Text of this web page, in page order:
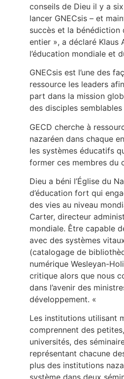
conseils de Dieu il y a
lancer GNECsis – et
succès et la bénédiction
entier », a déclaré Klaus
l’éducation mondiale et
GNECsis est l’une des
ressource les leaders
part dans la mission
des disciples
GECD cherche à
nazaréen dans chaque
les systèmes éducatifs
former ces membres du
Dieu a béni l’Église du
d’éducation fort qui
des vies au niveau
Carter, directeur
mondiale. Être capable
avec des systèmes
(catalogage de
numérique Wesleyan-
critique alors que nous
dans l’avenir des
développement. «
Les institutions utilisant
comprennent des
universités, des
représentant chacune
plus des institutions